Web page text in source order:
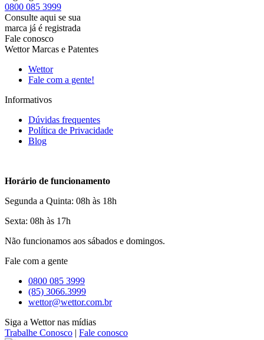
0800 085 3999
Consulte aqui se sua
marca já é registrada
Fale conosco
Wettor Marcas e Patentes
Wettor
Fale com a gente!
Informativos
Dúvidas frequentes
Política de Privacidade
Blog
Horário de funcionamento
Segunda a Quinta: 08h às 18h
Sexta: 08h às 17h
Não funcionamos aos sábados e domingos.
Fale com a gente
0800 085 3999
(85) 3066.3999
wettor@wettor.com.br
Siga a Wettor nas mídias
Trabalhe Conosco | Fale conosco